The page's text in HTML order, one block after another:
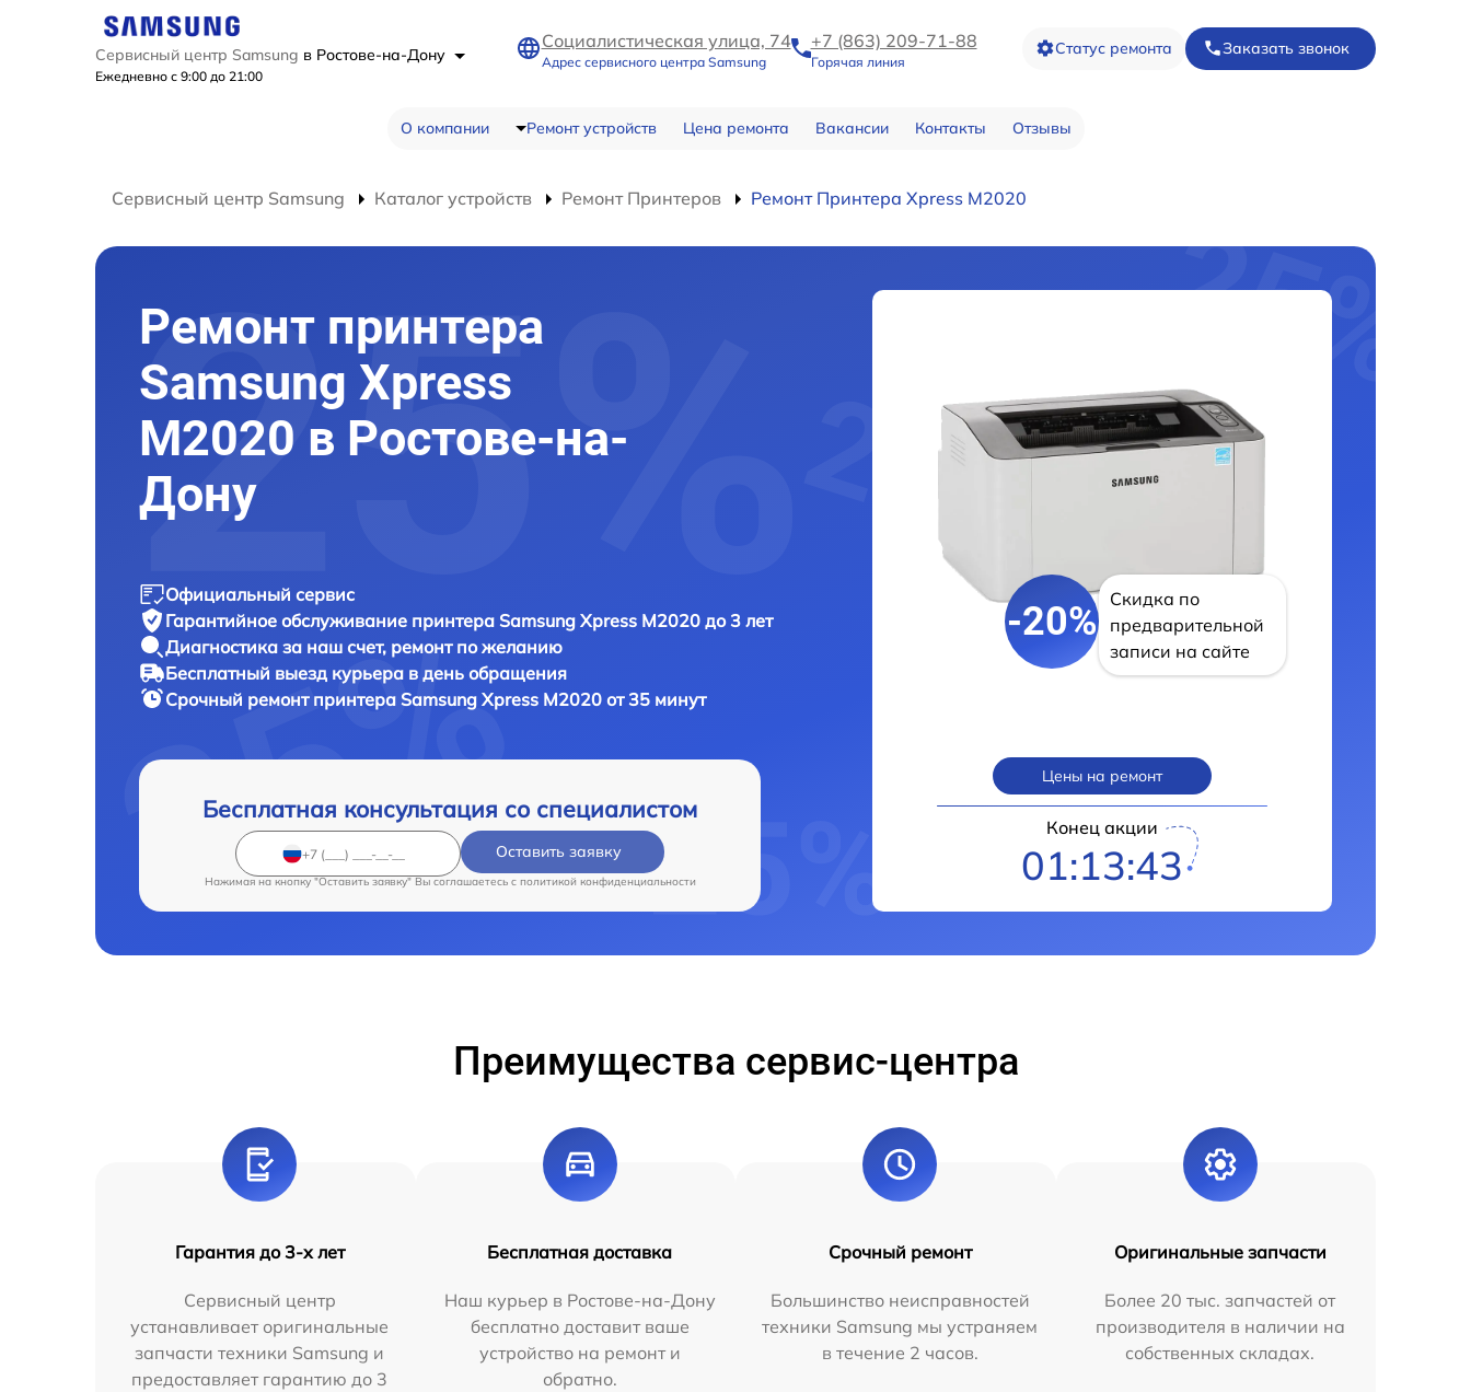
Сервисный центр Samsung в Ростове-на-Дону
Ежедневно с 9:00 до 21:00
Социалистическая улица, 74
Адрес сервисного центра Samsung
+7 (863) 209-71-88
Горячая линия
Статус ремонта Заказать звонок
О компании Ремонт устройств Цена ремонта Вакансии Контакты Отзывы
Сервисный центр Samsung Каталог устройств Ремонт Принтеров Ремонт Принтера Xpress M2020
Ремонт принтера
Samsung Xpress
M2020 в Ростове-на-
Дону
Официальный сервис
Гарантийное обслуживание принтера Samsung Xpress M2020 до 3 лет
Диагностика за наш счет, ремонт по желанию
Бесплатный выезд курьера в день обращения
Срочный ремонт принтера Samsung Xpress M2020 от 35 минут
Бесплатная консультация со специалистом
Оставить заявку
Нажимая на кнопку "Оставить заявку" Вы соглашаетесь c политикой конфиденциальности
-20%
Скидка по
предварительной
записи на сайте
Цены на ремонт
Конец акции
01:13:42
Преимущества сервис-центра
Гарантия до 3-х лет
Сервисный центр
устанавливает оригинальные
запчасти техники Samsung и
предоставляет гарантию до 3
Бесплатная доставка
Наш курьер в Ростове-на-Дону
бесплатно доставит ваше
устройство на ремонт и
обратно.
Срочный ремонт
Большинство неисправностей
техники Samsung мы устраняем
в течение 2 часов.
Оригинальные запчасти
Более 20 тыс. запчастей от
производителя в наличии на
собственных складах.